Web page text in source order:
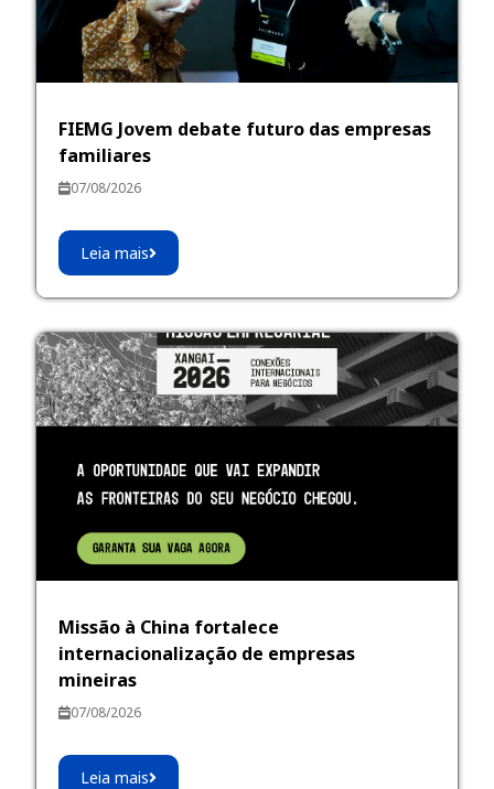
FIEMG Jovem debate futuro das empresas
familiares
07/08/2026
Leia mais
Missão à China fortalece
internacionalização de empresas
mineiras
07/08/2026
Leia mais